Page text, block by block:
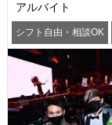
アルバイト
シフト自由・相談OK
駅から徒歩5分以内